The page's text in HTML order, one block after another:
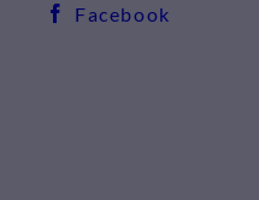
Facebook